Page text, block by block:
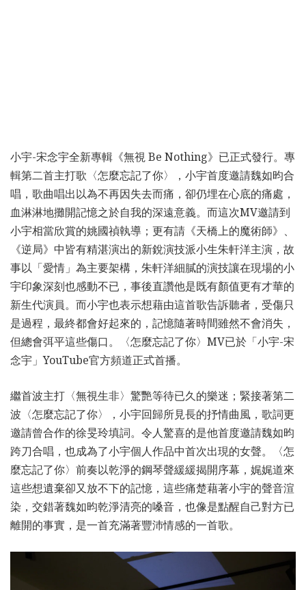
小宇-宋念宇全新專輯《無視 Be Nothing》已正式發行。專
輯第二首主打歌〈怎麼忘記了你〉，小宇首度邀請魏如昀合
唱，歌曲唱出以為不再因失去而痛，卻仍埋在心底的痛處，
血淋淋地攤開記憶之於自我的深遠意義。而這次MV邀請到
小宇相當欣賞的姚國禎執導；更有請《天橋上的魔術師》、
《逆局》中皆有精湛演出的新銳演技派小生朱軒洋主演，故
事以「愛情」為主要架構，朱軒洋細膩的演技讓在現場的小
宇印象深刻也感動不已，事後直讚他是既有顏值更有才華的
新生代演員。而小宇也表示想藉由這首歌告訴聽者，受傷只
是過程，最終都會好起來的，記憶隨著時間雖然不會消失，
但總會弭平這些傷口。〈怎麼忘記了你〉MV已於「小宇-宋
念宇」YouTube官方頻道正式首播。
繼首波主打〈無視生非〉驚艷等待已久的樂迷；緊接著第二
波〈怎麼忘記了你〉，小宇回歸所見長的抒情曲風，歌詞更
邀請曾合作的徐旻玲填詞。令人驚喜的是他首度邀請魏如昀
跨刀合唱，也成為了小宇個人作品中首次出現的女聲。〈怎
麼忘記了你〉前奏以乾淨的鋼琴聲緩緩揭開序幕，娓娓道來
這些想遺棄卻又放不下的記憶，這些痛楚藉著小宇的聲音渲
染，交錯著魏如昀乾淨清亮的嗓音，也像是點醒自己對方已
離開的事實，是一首充滿著豐沛情感的一首歌。